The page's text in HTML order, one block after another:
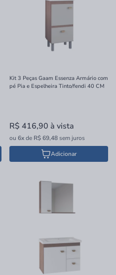
Kit 3 Peças Gaam Essenza Armário com
pé Pia e Espelheira Tinto/fendi 40 CM
R$ 416,90 à vista
ou 6xde R$ 69,48sem juros
Adicionar